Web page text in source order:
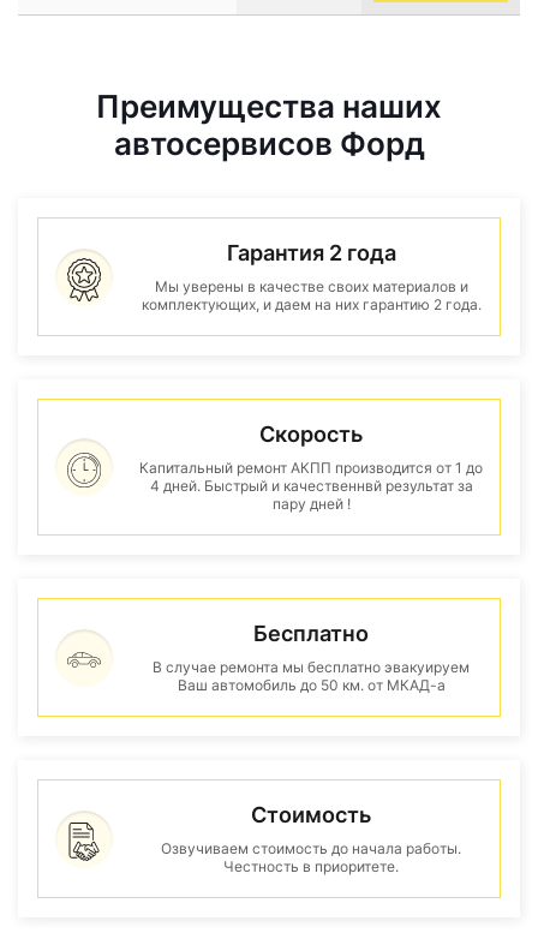
Преимущества наших
автосервисов Форд
Гарантия 2 года
Мы уверены в качестве своих материалов и
комплектующих, и даем на них гарантию 2 года.
Скорость
Капитальный ремонт АКПП производится от 1 до
4 дней. Быстрый и качественнвй результат за
пару дней !
Бесплатно
В случае ремонта мы бесплатно эвакуируем
Ваш автомобиль до 50 км. от МКАД-а
Стоимость
Озвучиваем стоимость до начала работы.
Честность в приоритете.